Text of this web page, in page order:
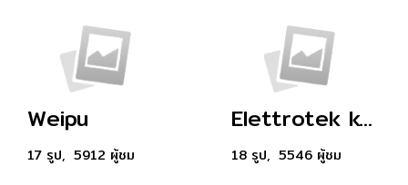
Weipu
17 รูป, 5912 ผู้ชม
Elettrotek kable
18 รูป, 5546 ผู้ชม